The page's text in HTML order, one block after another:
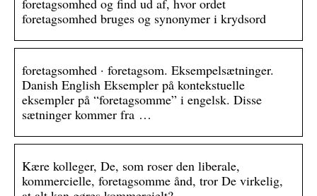
foretagsomhed og find ud af, hvor ordet
foretagsomhed bruges og synonymer i krydsord
foretagsomhed · foretagsom. Eksempelsætninger.
Danish English Eksempler på kontekstuelle
eksempler på “foretagsomme” i engelsk. Disse
sætninger kommer fra …
Kære kolleger, De, som roser den liberale,
kommercielle, foretagsomme ånd, tror De virkelig,